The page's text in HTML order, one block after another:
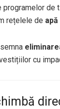
de
rețelele de
cu